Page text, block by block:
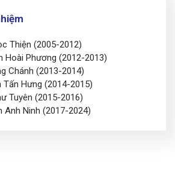
Thiện (2005-2012)
Hoài Phương (2012-2013)
Chánh (2013-2014)
Tấn Hưng (2014-2015)
Tuyên (2015-2016)
Anh Ninh (2017-2024)